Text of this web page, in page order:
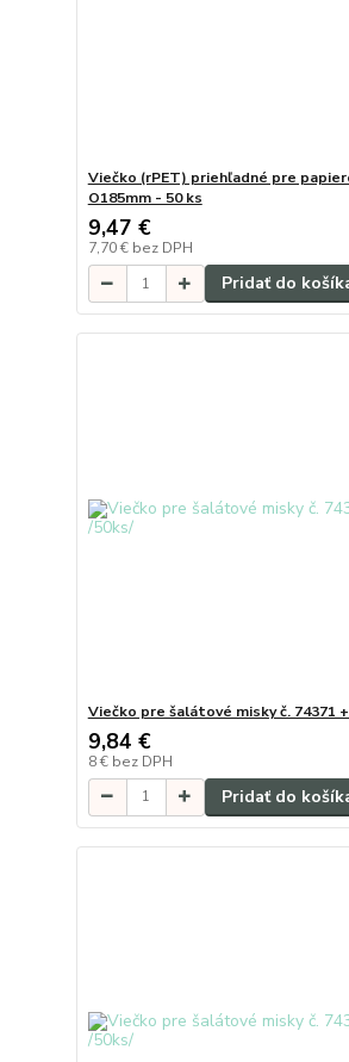
Viečko (rPET) priehľadné pre
O185mm - 50 ks
9,47 €
7,70 € bez DPH
Pridať do
Viečko pre šalátové misky č. 74371
9,84 €
8 € bez DPH
Pridať do